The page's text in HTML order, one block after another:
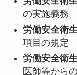
の実施義務
労働安全衛
項目の規定
労働安全衛
医師等から